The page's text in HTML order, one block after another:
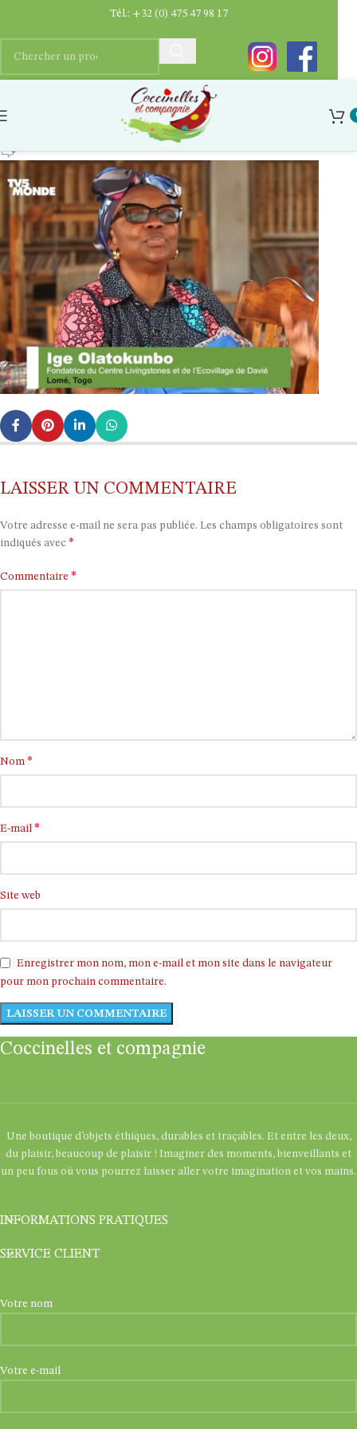
LAISSER UN COMMENTAIRE
Votre adresse e-mail ne sera pas publiée. Les champs obligatoires sont
indiqués avec *
Commentaire *
Nom *
E-mail *
Site web
Enregistrer mon nom, mon e-mail et mon site dans le navigateur
pour mon prochain commentaire.
Coccinelles et compagnie
Une boutique d’objets éthiques, durables et traçables. Et entre les deux,
du plaisir, beaucoup de plaisir ! Imaginer des moments, bienveillants et
un peu fous où vous pourrez laisser aller votre imagination et vos mains.
INFORMATIONS PRATIQUES
SERVICE CLIENT
Votre nom
Votre e-mail
Tél.: +32 (0) 475 47 98 17